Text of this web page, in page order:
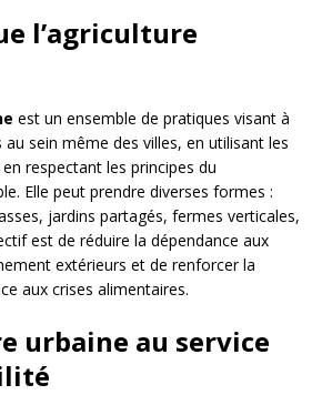
l’agriculture
est un ensemble de pratiques visant à
sein même des villes, en utilisant les
respectant les principes du
Elle peut prendre diverses formes :
jardins partagés, fermes verticales,
est de réduire la dépendance aux
extérieurs et de renforcer la
aux crises alimentaires.
urbaine au service